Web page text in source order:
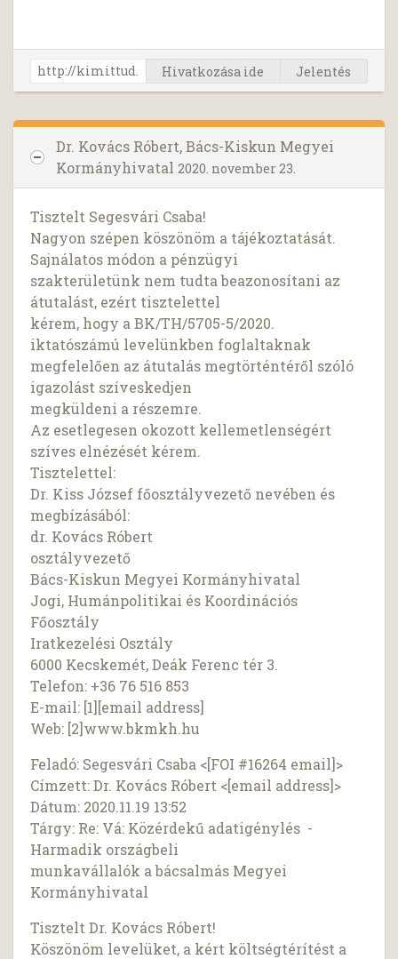
Hivatkozása ide Jelentés
Dr. Kovács Róbert, Bács-Kiskun Megyei
Kormányhivatal 2020. november 23.
Tisztelt Segesvári Csaba!
Nagyon szépen köszönöm a tájékoztatását.
Sajnálatos módon a pénzügyi
szakterületünk nem tudta beazonosítani az
átutalást, ezért tisztelettel
kérem, hogy a BK/TH/5705-5/2020.
iktatószámú levelünkben foglaltaknak
megfelelően az átutalás megtörténtéről szóló
igazolást szíveskedjen
megküldeni a részemre.
Az esetlegesen okozott kellemetlenségért
szíves elnézését kérem.
Tisztelettel:
Dr. Kiss József főosztályvezető nevében és
megbízásából:
dr. Kovács Róbert
osztályvezető
Bács-Kiskun Megyei Kormányhivatal
Jogi, Humánpolitikai és Koordinációs
Főosztály
Iratkezelési Osztály
6000 Kecskemét, Deák Ferenc tér 3.
Telefon: +36 76 516 853
E-mail: [1][email address]
Web: [2]www.bkmkh.hu
Feladó: Segesvári Csaba <[FOI #16264 email]>
Címzett: Dr. Kovács Róbert <[email address]>
Dátum: 2020.11.19 13:52
Tárgy: Re: Vá: Közérdekű adatigénylés -
Harmadik országbeli
munkavállalók a bácsalmás Megyei
Kormányhivatal
Tisztelt Dr. Kovács Róbert!
Köszönöm levelüket, a kért költségtérítést a